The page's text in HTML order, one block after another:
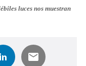
luces nos muestran